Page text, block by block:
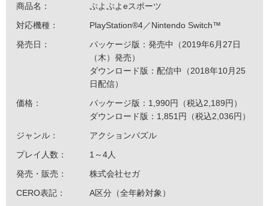
商品名：
ぷよぷよeスポーツ
対応機種：
PlayStation®4／Nintendo Switch™
発売日：
パッケージ版：発売中（2019年6月27日
（木）発売）
ダウンロード版：配信中（2018年10月25
日配信）
価格：
パッケージ版：1,990円（税込2,189円）
ダウンロード版：1,851円（税込2,036円）
ジャンル：
アクションパズル
プレイ人数：
1～4人
発売・販売：
株式会社セガ
CERO表記：
A区分（全年齢対象）